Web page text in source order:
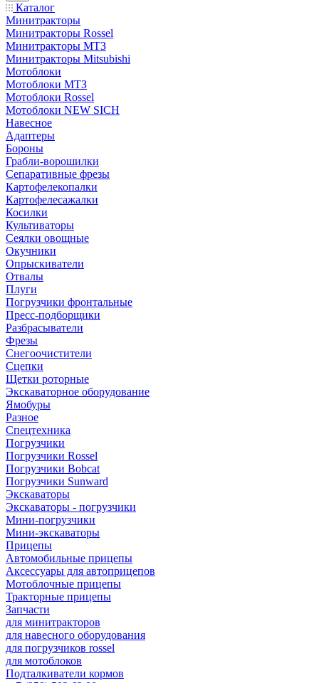
Каталог
Минитракторы
Минитракторы Rossel
Минитракторы МТЗ
Минитракторы Mitsubishi
Мотоблоки
Мотоблоки МТЗ
Мотоблоки Rossel
Мотоблоки NEW SICH
Навесное
Адаптеры
Бороны
Грабли-ворошилки
Сепаративные фрезы
Картофелекопалки
Картофелесажалки
Косилки
Культиваторы
Сеялки овощные
Окучники
Опрыскиватели
Отвалы
Плуги
Погрузчики фронтальные
Пресс-подборщики
Разбрасыватели
Фрезы
Снегоочистители
Сцепки
Щетки роторные
Экскаваторное оборудование
Ямобуры
Разное
Спецтехника
Погрузчики
Погрузчики Rossel
Погрузчики Bobcat
Погрузчики Sunward
Экскаваторы
Экскаваторы - погрузчики
Мини-погрузчики
Мини-экскаваторы
Прицепы
Автомобильные прицепы
Аксессуары для автоприцепов
Мотоблочные прицепы
Тракторные прицепы
Запчасти
для минитракторов
для навесного оборудования
для погрузчиков rossel
для мотоблоков
Подталкиватели кормов